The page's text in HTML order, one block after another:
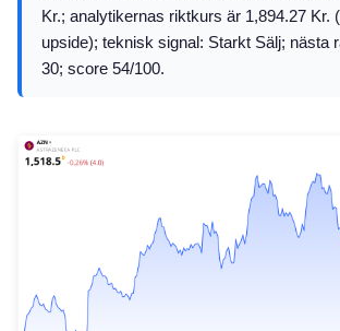
Kr.; analytikernas riktkurs är 1,894.27 Kr.
upside); teknisk signal: Starkt Sälj; nästa
30; score 54/100.